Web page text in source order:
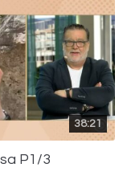
38:21
P1/3